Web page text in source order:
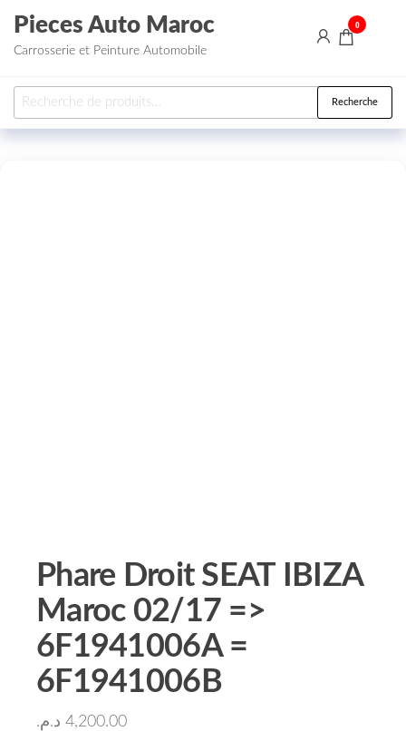
Aller au contenu
Pieces Auto Maroc
Carrosserie et Peinture Automobile
0
Recherche pour : Recherche
Phare Droit SEAT IBIZA
Maroc 02/17 =>
6F1941006A =
6F1941006B
4,200.00 د.م.